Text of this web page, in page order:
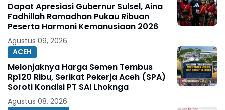
Dapat Apresiasi Gubernur Sulsel, Aina
Fadhillah Ramadhan Pukau Ribuan
Peserta Harmoni Kemanusiaan 2026
Agustus 09, 2026
ACEH
Melonjaknya Harga Semen Tembus
Rp120 Ribu, Serikat Pekerja Aceh (SPA)
Soroti Kondisi PT SAI Lhoknga
Agustus 08, 2026